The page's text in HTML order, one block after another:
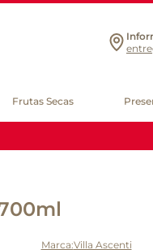
Frutas Secas
Villa Ascenti